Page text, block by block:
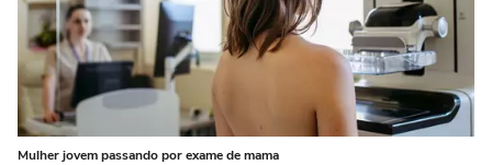
Mulher jovem passando por exame de mama